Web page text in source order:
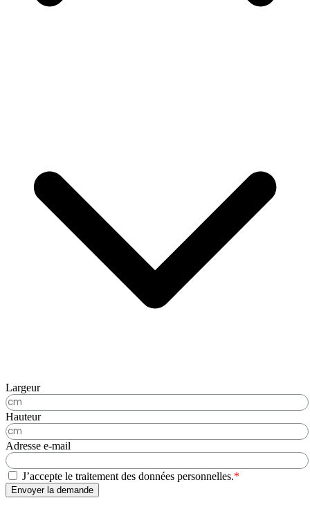
Largeur
Hauteur
Adresse e-mail
J’accepte le traitement des données personnelles.*
Envoyer la demande